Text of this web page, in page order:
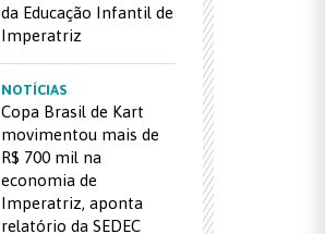
da Educação Infantil de
Imperatriz
NOTÍCIAS
Copa Brasil de Kart
movimentou mais de
R$ 700 mil na
economia de
Imperatriz, aponta
relatório da SEDEC